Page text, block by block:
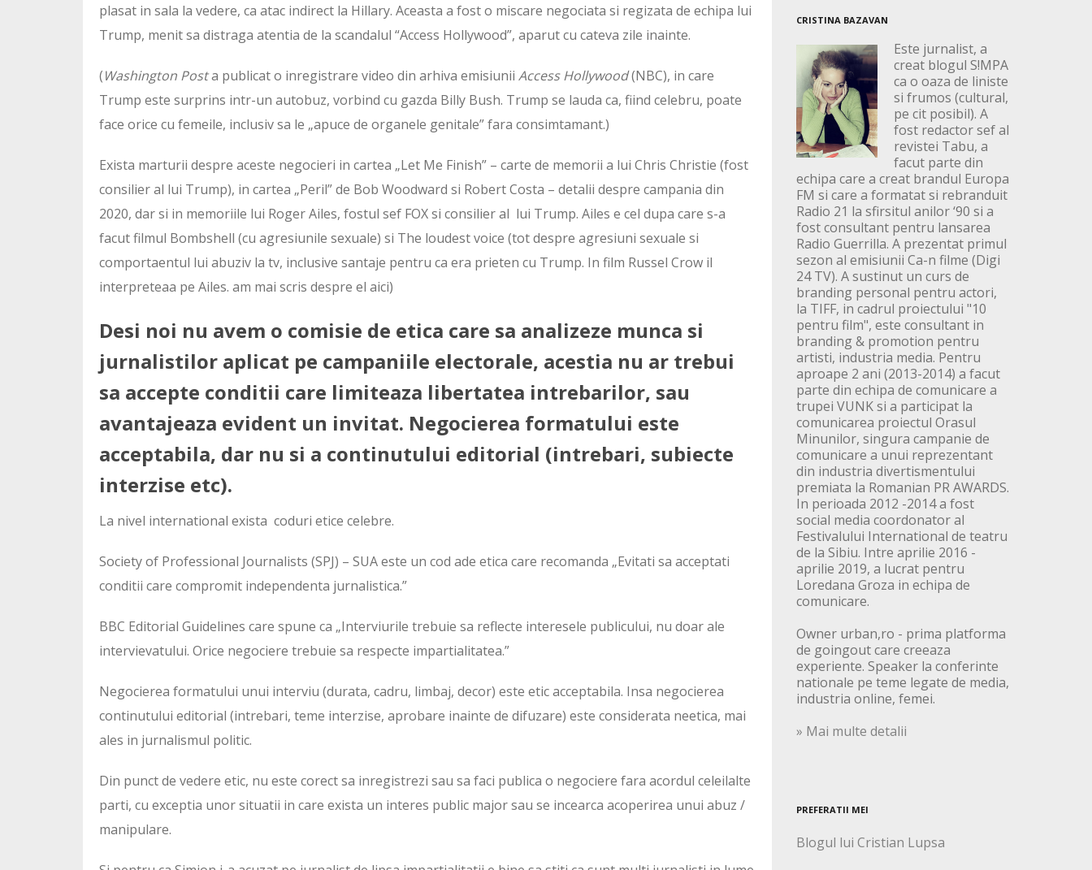
plasat in sala la vedere, ca atac indirect la Hillary. Aceasta a fost o miscare negociata si regizata de echipa lui
Trump, menit sa distraga atentia de la scandalul “Access Hollywood”, aparut cu cateva zile inainte.
(Washington Posta publicat o inregistrare video din arhiva emisiunii Access Hollywood(NBC), in care
Trump este surprins intr-un autobuz, vorbind cu gazda Billy Bush. Trump se lauda ca, fiind celebru, poate
face orice cu femeile, inclusiv sa le „apuce de organele genitale” fara consimtamant.)
Exista marturii despre aceste negocieri in cartea „Let Me Finish” – carte de memorii a lui Chris Christie (fost
consilier al lui Trump), in cartea „Peril” de Bob Woodward si Robert Costa – detalii despre campania din
2020, dar si in memoriile lui Roger Ailes, fostul sef FOX si consilier al lui Trump. Ailes e cel dupa care s-a
facut filmul Bombshell (cu agresiunile sexuale) si The loudest voice (tot despre agresiuni sexuale si
comportaentul lui abuziv la tv, inclusive santaje pentru ca era prieten cu Trump. In film Russel Crow il
interpreteaa pe Ailes. am mai scris despre el aici)
Desi noi nu avem o comisie de etica care sa analizeze munca si
jurnalistilor aplicat pe campaniile electorale, acestia nu ar trebui
sa accepte conditii care limiteaza libertatea intrebarilor, sau
avantajeaza evident un invitat. Negocierea formatului este
acceptabila, dar nu si a continutului editorial (intrebari, subiecte
interzise etc).
La nivel international exista coduri etice celebre.
Society of Professional Journalists (SPJ) – SUA este un cod ade etica care recomanda „Evitati sa acceptati
conditii care compromit independenta jurnalistica.”
BBC Editorial Guidelines care spune ca „Interviurile trebuie sa reflecte interesele publicului, nu doar ale
intervievatului. Orice negociere trebuie sa respecte impartialitatea.”
Negocierea formatului unui interviu (durata, cadru, limbaj, decor) este etic acceptabila. Insa negocierea
continutului editorial (intrebari, teme interzise, aprobare inainte de difuzare) este considerata neetica, mai
ales in jurnalismul politic.
Din punct de vedere etic, nu este corect sa inregistrezi sau sa faci publica o negociere fara acordul celeilalte
parti, cu exceptia unor situatii in care exista un interes public major sau se incearca acoperirea unui abuz /
manipulare.
CRISTINA BAZAVAN
Este jurnalist, a
creat blogul S!MPA
ca o oaza de liniste
si frumos (cultural,
pe cit posibil). A
fost redactor sef al
revistei Tabu, a
facut parte din
echipa care a creat brandul Europa
FM si care a formatat si rebranduit
Radio 21 la sfirsitul anilor ‘90 si a
fost consultant pentru lansarea
Radio Guerrilla. A prezentat primul
sezon al emisiunii Ca-n filme (Digi
24 TV). A sustinut un curs de
branding personal pentru actori,
la TIFF, in cadrul proiectului "10
pentru film", este consultant in
branding & promotion pentru
artisti, industria media. Pentru
aproape 2 ani (2013-2014) a facut
parte din echipa de comunicare a
trupei VUNK si a participat la
comunicarea proiectul Orasul
Minunilor, singura campanie de
comunicare a unui reprezentant
din industria divertismentului
premiata la Romanian PR AWARDS.
In perioada 2012 -2014 a fost
social media coordonator al
Festivalului International de teatru
de la Sibiu. Intre aprilie 2016 -
aprilie 2019, a lucrat pentru
Loredana Groza in echipa de
comunicare.
Owner urban,ro - prima platforma
de goingout care creeaza
experiente. Speaker la conferinte
nationale pe teme legate de media,
industria online, femei.
» Mai multe detalii
PREFERATII MEI
Blogul lui Cristian Lupsa